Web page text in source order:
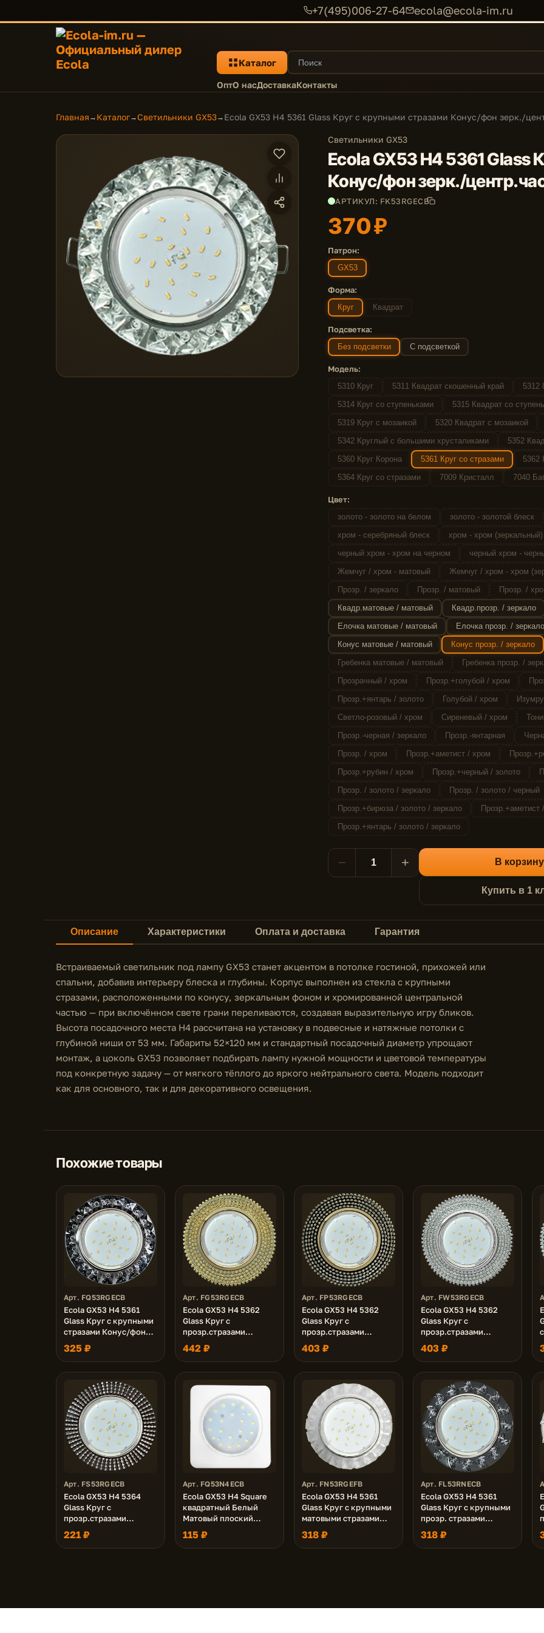
+7(495)006-27-64 ecola@ecola-im.ru
Каталог
ОптО насДоставкаКонтакты
Главная → Каталог→Светильники GX53→ Ecola GX53 H4 5361 Glass Круг с крупными стразами Конус/фон зерк./
Светильники GX53
Ecola GX53 H4 5361 Glass
Конус/фон зерк./
АРТИКУЛ: FK53RGECB
370 ₽
Патрон:
GX53
Форма:
Круг Квадрат
Подсветка:
Без подсветки С подсветкой
Модель:
5310 Круг 5311 Квадрат скошенный край
5312
5314 Круг со ступеньками
5315 Квадрат со
5319 Круг с мозаикой
5320 Квадрат с мозаикой
5342 Круглый с большими хрусталиками
5352
5360 Круг Корона
5361 Круг со стразами
5362
5364 Круг со стразами
7009 Кристалл 7040
Цвет:
золото - золото на белом
золото - золотой блеск
хром - серебряный блеск
хром - хром (зеркальный)
черный хром - хром на черном
черный хром -
Жемчуг / хром - матовый
Жемчуг / хром - хром
Прозр. / зеркало
Прозр. / матовый
Прозр. /
Квадр.матовые / матовый
Квадр.прозр. / зеркало
Елочка матовые / матовый
Елочка прозр. / зеркало
Конус матовые / матовый
Конус прозр. / зеркало
Гребенка матовые / матовый
Гребенка прозр. /
Прозрачный / хром
Прозр.+голубой / хром
Прозр.+янтарь / золото
Голубой / хром
Светло-розовый / хром
Сиреневый / хром
Прозр.-черная / зеркало
Прозр.-янтарная
Прозр. / хром
Прозр.+аметист / хром
Прозр.+рубин / хром
Прозр.+черный / золото
Прозр. / золото / зеркало
Прозр. / золото / черный
Прозр.+бирюза / золото / зеркало
Прозр.+аметист
Прозр.+янтарь / золото / зеркало
− + В корзину
Купить в 1
Описание Характеристики Оплата и доставка Гарантия
Встраиваемый светильник под лампу GX53 станет акцентом в потолке гостиной, прихожей или
спальни, добавив интерьеру блеска и глубины. Корпус выполнен из стекла с крупными
стразами, расположенными по конусу, зеркальным фоном и хромированной центральной
частью — при включённом свете грани переливаются, создавая выразительную игру бликов.
Высота посадочного места H4 рассчитана на установку в подвесные и натяжные потолки с
глубиной ниши от 53 мм. Габариты 52×120 мм и стандартный посадочный диаметр упрощают
монтаж, а цоколь GX53 позволяет подбирать лампу нужной мощности и цветовой температуры
под конкретную задачу — от мягкого тёплого до яркого нейтрального света. Модель подходит
как для основного, так и для декоративного освещения.
Похожие товары
Арт. FQ53RGECB
Ecola GX53 H4 5361
Glass Круг с крупными
стразами Конус/фон
черн./центр.часть хром
52x120 (к+)
325 ₽
Арт. FG53RGECB
Ecola GX53 H4 5362
Glass Круг с
прозр.стразами
(оправа золото)/фон
зерк./центр.часть
золото 40x120 (к+)
442 ₽
Арт. FP53RGECB
Ecola GX53 H4 5362
Glass Круг с
прозр.стразами
(оправа золото)/фон
черный./центр.часть
золото 40x120 (к+)
403 ₽
Арт. FW53RGECB
Ecola GX53 H4 5362
Glass Круг с
прозр.стразами
(оправа хром)/фон
зерк./центр.часть хром
40x120 (к+)
403 ₽
Арт. FS53RGECB
Ecola GX53 H4 5364
Glass Круг с
прозр.стразами
(оправа хром)/фон
черн./центр.часть хром
40x120 (к+)
221 ₽
Арт. FQ53N4ECB
Ecola GX53 H4 Square
квадратный Белый
Матовый плоский
106x41 (к+)
115 ₽
Арт. FN53RGEFB
Ecola GX53 H4 5361
Glass Круг с крупными
матовыми стразами
Конус/фон мат./
центр.часть хром
52x120 (к+)
318 ₽
Арт. FL53RNECB
Ecola GX53 H4 5361
Glass Круг с крупными
прозр. стразами
Елочка/фон черн./
центр.часть хром
54x120 (к+)
318 ₽